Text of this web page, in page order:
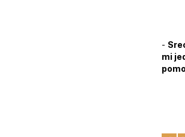
-
mi